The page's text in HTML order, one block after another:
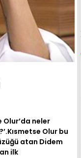
Olur’da neler
Olur bu
atan Didem
ilk